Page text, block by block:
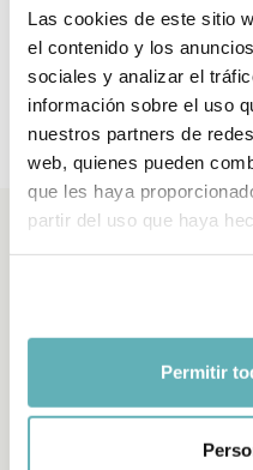
Las cookies de este sitio
el contenido y los
sociales y analizar el
información sobre el uso
nuestros partners de
web, quienes pueden
que les haya
partir del uso que haya
Permitir
Auditem arquitectures,
tracem fulls de ruta per
amb clients que
amb equips que volen
extern.